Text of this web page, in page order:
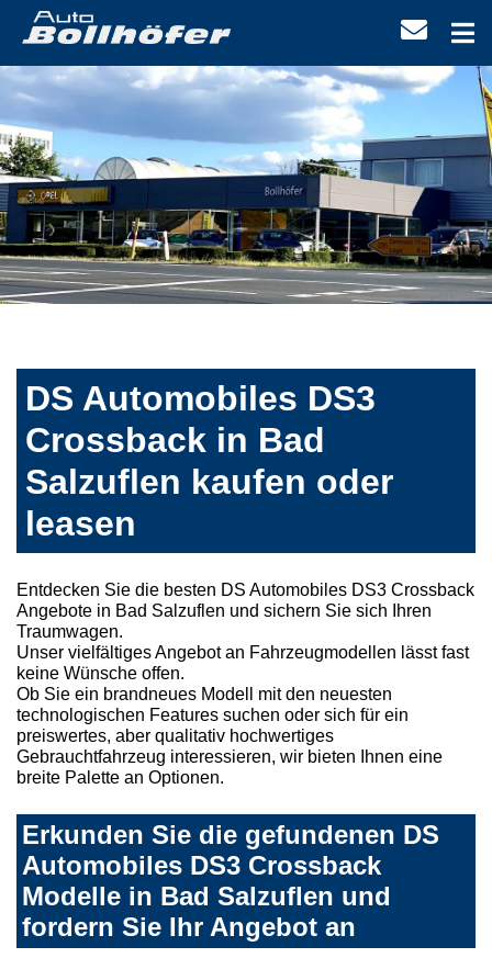
DS Automobiles DS3
Crossback in Bad
Salzuflen kaufen oder
leasen
Entdecken Sie die besten DS Automobiles DS3 Crossback
Angebote in Bad Salzuflen und sichern Sie sich Ihren
Traumwagen.
Unser vielfältiges Angebot an Fahrzeugmodellen lässt fast
keine Wünsche offen.
Ob Sie ein brandneues Modell mit den neuesten
technologischen Features suchen oder sich für ein
preiswertes, aber qualitativ hochwertiges
Gebrauchtfahrzeug interessieren, wir bieten Ihnen eine
breite Palette an Optionen.
Erkunden Sie die gefundenen DS
Automobiles DS3 Crossback
Modelle in Bad Salzuflen und
fordern Sie Ihr Angebot an